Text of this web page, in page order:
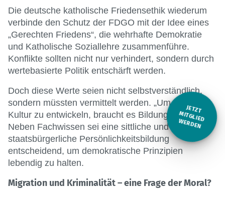
JETZT
M
ITGLIED W
ERDEN
Die deutsche katholische Friedensethik wiederum
verbinde den Schutz der FDGO mit der Idee eines
„Gerechten Friedens“, die wehrhafte Demokratie
und Katholische Soziallehre zusammenführe.
Konflikte sollten nicht nur verhindert, sondern durch
wertebasierte Politik entschärft werden.
Doch diese Werte seien nicht selbstverständlich,
sondern müssten vermittelt werden. „Um solche
Kultur zu entwickeln, braucht es Bildung“, so Göbel.
Neben Fachwissen sei eine sittliche und
staatsbürgerliche Persönlichkeitsbildung
entscheidend, um demokratische Prinzipien
lebendig zu halten.
Migration und Kriminalität – eine Frage der Moral?